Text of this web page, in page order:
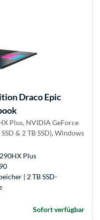
Draco Epic
Plus, NVIDIA GeForce
& 2 TB SSD), Windows
Plus
| 2 TB SSD-
Sofort verfügbar